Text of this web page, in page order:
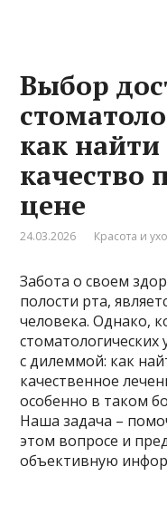
Выбор
как
качество
цене
24.03.2026 Красота и
Забота о своем
полости рта,
человека. Однако,
стоматологических
с дилеммой: как
качественное
особенно в таком
Наша задача –
этом вопросе и
объективную